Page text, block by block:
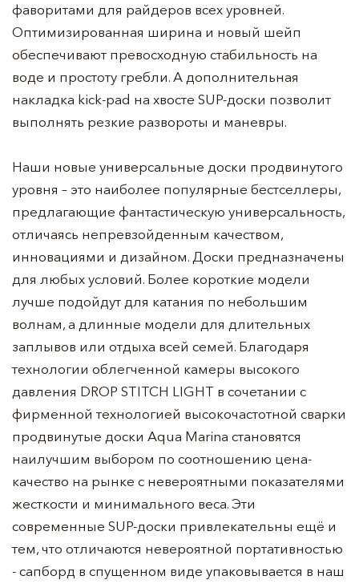
фаворитами для райдеров всех уровней.
Оптимизированная ширина и новый шейп
обеспечивают превосходную стабильность на
воде и простоту гребли. А дополнительная
накладка kick-pad на хвосте SUP-доски позволит
выполнять резкие развороты и маневры.
Наши новые универсальные доски продвинутого
уровня – это наиболее популярные бестселлеры,
предлагающие фантастическую универсальность,
отличаясь непревзойденным качеством,
инновациями и дизайном. Доски предназначены
для любых условий. Более короткие модели
лучше подойдут для катания по небольшим
волнам, а длинные модели для длительных
заплывов или отдыха всей семей. Благодаря
технологии облегченной камеры высокого
давления DROP STITCH LIGHT в сочетании с
фирменной технологией высокочастотной сварки
продвинутые доски Aqua Marina становятся
наилучшим выбором по соотношению цена-
качество на рынке с невероятными показателями
жесткости и минимального веса. Эти
современные SUP-доски привлекательны ещё и
тем, что отличаются невероятной портативностью
- сапборд в спущенном виде упаковывается в наш